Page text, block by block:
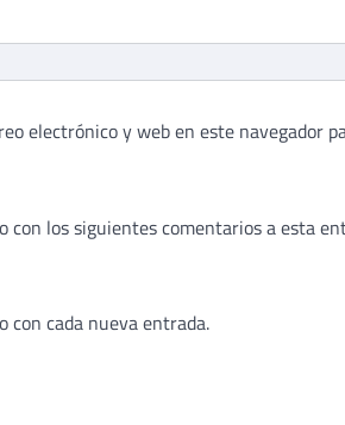
electrónico y web en este navegador
con los siguientes comentarios a esta
con cada nueva entrada.